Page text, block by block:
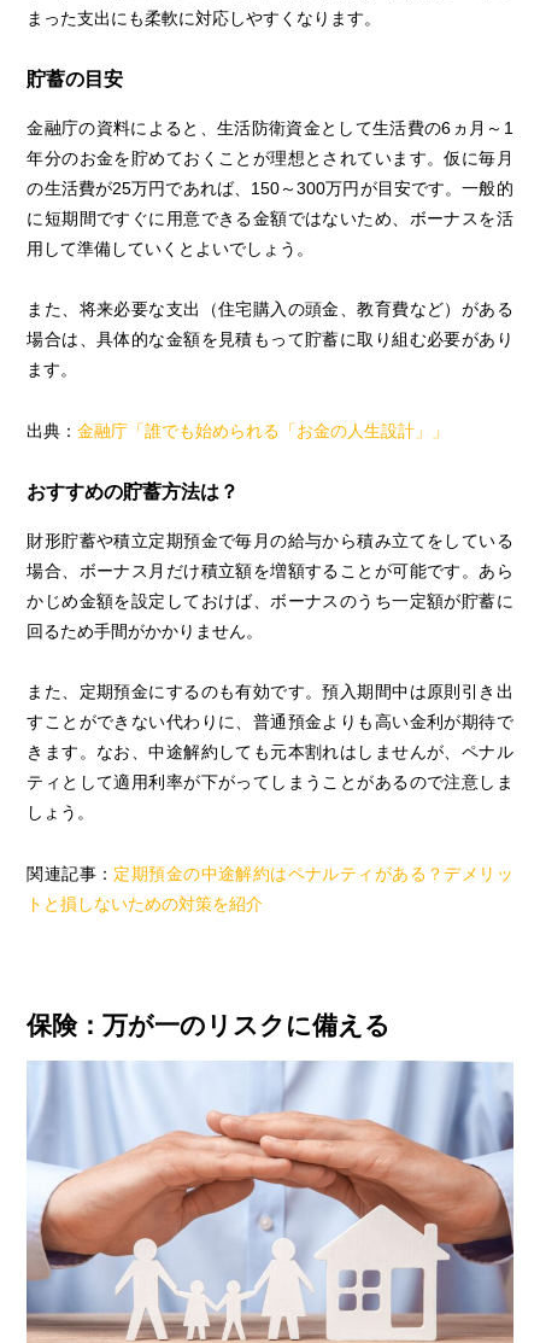
まった支出にも柔軟に対応しやすくなります。
貯蓄の目安
金融庁の資料によると、生活防衛資金として生活費の6ヵ月～1
年分のお金を貯めておくことが理想とされています。仮に毎月
の生活費が25万円であれば、150～300万円が目安です。一般的
に短期間ですぐに用意できる金額ではないため、ボーナスを活
用して準備していくとよいでしょう。
また、将来必要な支出（住宅購入の頭金、教育費など）がある
場合は、具体的な金額を見積もって貯蓄に取り組む必要があり
ます。
出典：金融庁「誰でも始められる「お金の人生設計」」
おすすめの貯蓄方法は？
財形貯蓄や積立定期預金で毎月の給与から積み立てをしている
場合、ボーナス月だけ積立額を増額することが可能です。あら
かじめ金額を設定しておけば、ボーナスのうち一定額が貯蓄に
回るため手間がかかりません。
また、定期預金にするのも有効です。預入期間中は原則引き出
すことができない代わりに、普通預金よりも高い金利が期待で
きます。なお、中途解約しても元本割れはしませんが、ペナル
ティとして適用利率が下がってしまうことがあるので注意しま
しょう。
関連記事： 定期預金の中途解約はペナルティがある？デメリッ
トと損しないための対策を紹介
保険：万が一のリスクに備える